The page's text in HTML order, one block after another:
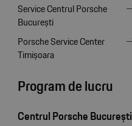
Service Centrul Porsche
București
Porsche Service Center
Timișoara
Program de lucru
Centrul Porsche București